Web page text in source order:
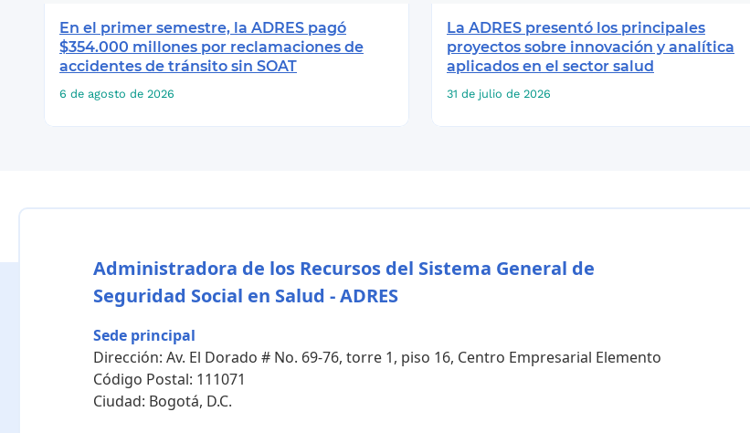
En el primer semestre, la ADRES pagó
$354.000 millones por reclamaciones de
accidentes de tránsito sin SOAT
6 de agosto de 2026
La ADRES presentó los principales
proyectos sobre innovación y analítica
aplicados en el sector salud
31 de julio de 2026
Administradora de los Recursos del Sistema General de
Seguridad Social en Salud - ADRES
Sede principal
Dirección: Av. El Dorado # No. 69-76, torre 1, piso 16, Centro Empresarial Elemento
Código Postal: 111071
Ciudad: Bogotá, D.C.